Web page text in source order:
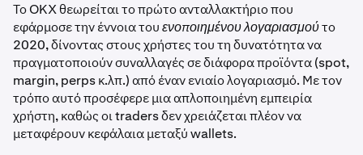
Το OKX θεωρείται το πρώτο ανταλλακτήριο που
εφάρμοσε την έννοια τουενοποιημένου λογαριασμούτο
2020, δίνοντας στους χρήστες του τη δυνατότητα να
πραγματοποιούν συναλλαγές σε διάφορα προϊόντα (spot,
margin, perps κ.λπ.) από έναν ενιαίο λογαριασμό. Με τον
τρόπο αυτό προσέφερε μια απλοποιημένη εμπειρία
χρήστη, καθώς οι traders δεν χρειάζεται πλέον να
μεταφέρουν κεφάλαια μεταξύ wallets.